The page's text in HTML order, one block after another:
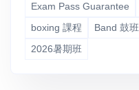
Exam Pass Guarantee
boxing 課程
Band 鼓班
2026暑期班